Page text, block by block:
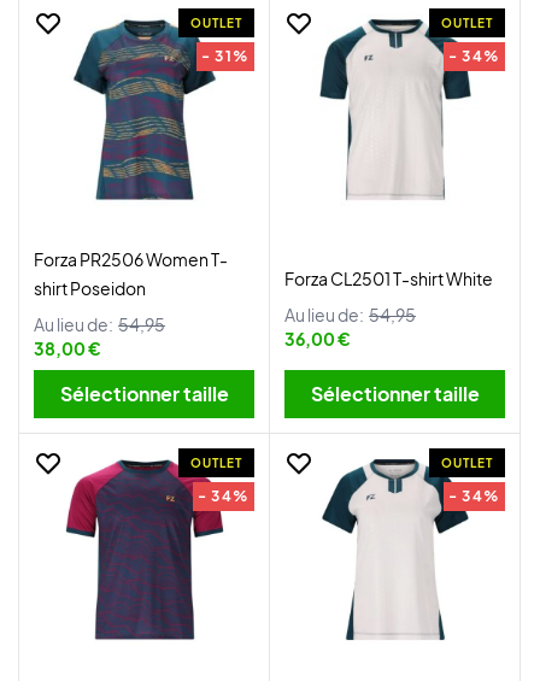
OUTLET
- 31%
Forza PR2506 Women T-
shirt Poseidon
Au lieu de: 54,95
38,00 €
Sélectionner taille
OUTLET
- 34%
Forza CL2501 T-shirt White
Au lieu de: 54,95
36,00 €
Sélectionner taille
OUTLET
- 34%
OUTLET
- 34%